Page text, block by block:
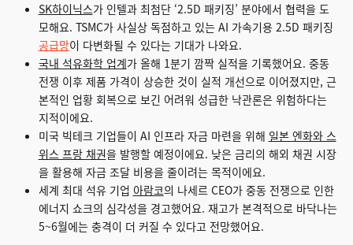
SK하이닉스가 인텔과 최첨단 ‘2.5D 패키징’ 분야에서 협력을 도
모해요. TSMC가 사실상 독점하고 있는 AI 가속기용 2.5D 패키징
공급망이 다변화될 수 있다는 기대가 나와요.
국내 석유화학 업계가 올해 1분기 깜짝 실적을 기록했어요. 중동
전쟁 이후 제품 가격이 상승한 것이 실적 개선으로 이어졌지만, 근
본적인 업황 회복으로 보긴 어려워 성급한 낙관론은 위험하다는
지적이에요.
미국 빅테크 기업들이 AI 인프라 자금 마련을 위해 일본 엔화와 스
위스 프랑 채권을 발행할 예정이에요. 낮은 금리의 해외 채권 시장
을 활용해 자금 조달 비용을 줄이려는 목적이에요.
세계 최대 석유 기업 아람코의 나세르 CEO가 중동 전쟁으로 인한
에너지 쇼크의 심각성을 경고했어요. 재고가 본격적으로 바닥나는
5~6월에는 충격이 더 커질 수 있다고 전망했어요.